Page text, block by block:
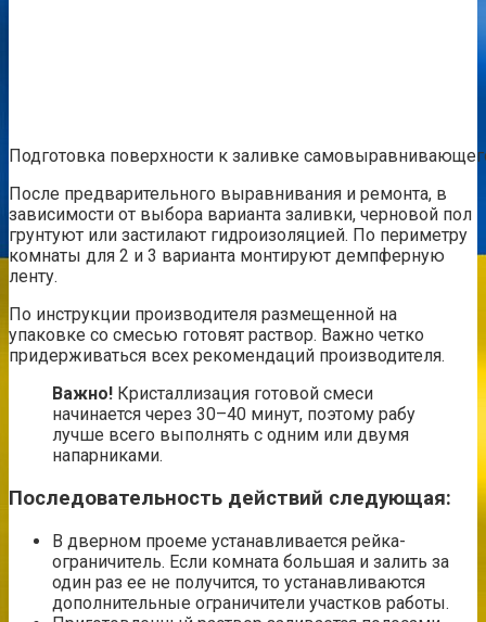
Подготовка поверхности к заливке
После предварительного выравнивания и ремонта, в
зависимости от выбора варианта заливки, черновой пол
грунтуют или застилают гидроизоляцией. По периметру
комнаты для 2 и 3 варианта монтируют демпферную
ленту.
По инструкции производителя размещенной на
упаковке со смесью готовят раствор. Важно четко
придерживаться всех рекомендаций производителя.
Важно! Кристаллизация готовой смеси
начинается через 30–40 минут, поэтому рабу
лучше всего выполнять с одним или двумя
напарниками.
Последовательность действий следующая:
В дверном проеме устанавливается рейка-
ограничитель. Если комната большая и залить за
один раз ее не получится, то устанавливаются
дополнительные ограничители участков работы.